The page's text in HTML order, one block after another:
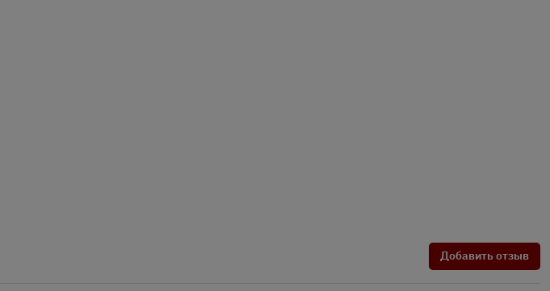
Добавить отзыв